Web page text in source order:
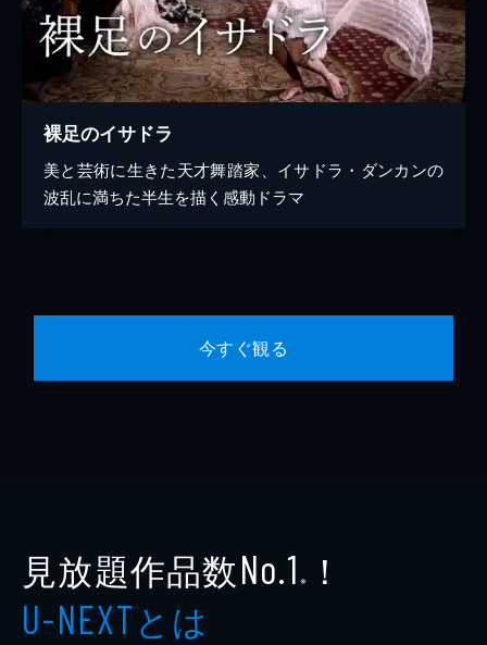
裸足のイサドラ
美と芸術に生きた天才舞踏家、イサドラ・ダンカンの
波乱に満ちた半生を描く感動ドラマ
今すぐ観る
見放題作品数No.1 ※ ！
U-NEXTとは